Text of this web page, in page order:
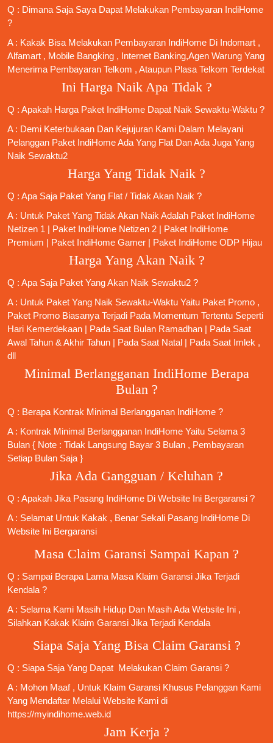
Q : Dimana Saja Saya Dapat Melakukan Pembayaran IndiHome
?
A : Kakak Bisa Melakukan Pembayaran IndiHome Di Indomart ,
Alfamart , Mobile Bangking , Internet Banking,Agen Warung Yang
Menerima Pembayaran Telkom , Ataupun Plasa Telkom Terdekat
Ini Harga Naik Apa Tidak ?
Q : Apakah Harga Paket IndiHome Dapat Naik Sewaktu-Waktu ?
A : Demi Keterbukaan Dan Kejujuran Kami Dalam Melayani
Pelanggan Paket IndiHome Ada Yang Flat Dan Ada Juga Yang
Naik Sewaktu2
Harga Yang Tidak Naik ?
Q : Apa Saja Paket Yang Flat / Tidak Akan Naik ?
A : Untuk Paket Yang Tidak Akan Naik Adalah Paket IndiHome
Netizen 1 | Paket IndiHome Netizen 2 | Paket IndiHome
Premium | Paket IndiHome Gamer | Paket IndiHome ODP Hijau
Harga Yang Akan Naik ?
Q : Apa Saja Paket Yang Akan Naik Sewaktu2 ?
A : Untuk Paket Yang Naik Sewaktu-Waktu Yaitu Paket Promo ,
Paket Promo Biasanya Terjadi Pada Momentum Tertentu Seperti
Hari Kemerdekaan | Pada Saat Bulan Ramadhan | Pada Saat
Awal Tahun & Akhir Tahun | Pada Saat Natal | Pada Saat Imlek ,
dll
Minimal Berlangganan IndiHome Berapa
Bulan ?
Q : Berapa Kontrak Minimal Berlangganan IndiHome ?
A : Kontrak Minimal Berlangganan IndiHome Yaitu Selama 3
Bulan { Note : Tidak Langsung Bayar 3 Bulan , Pembayaran
Setiap Bulan Saja }
Jika Ada Gangguan / Keluhan ?
Q : Apakah Jika Pasang IndiHome Di Website Ini Bergaransi ?
A : Selamat Untuk Kakak , Benar Sekali Pasang IndiHome Di
Website Ini Bergaransi
Masa Claim Garansi Sampai Kapan ?
Q : Sampai Berapa Lama Masa Klaim Garansi Jika Terjadi
Kendala ?
A : Selama Kami Masih Hidup Dan Masih Ada Website Ini ,
Silahkan Kakak Klaim Garansi Jika Terjadi Kendala
Siapa Saja Yang Bisa Claim Garansi ?
Q : Siapa Saja Yang Dapat Melakukan Claim Garansi ?
A : Mohon Maaf , Untuk Klaim Garansi Khusus Pelanggan Kami
Yang Mendaftar Melalui Website Kami di
https://myindihome.web.id
Jam Kerja ?